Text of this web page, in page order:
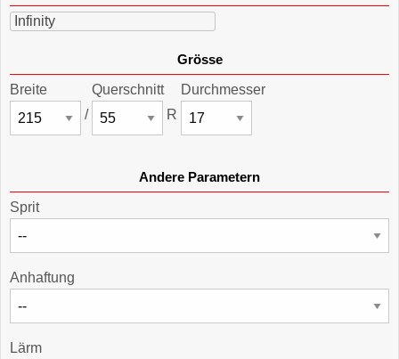
Infinity
Grösse
Breite
/
Querschnitt
R
Durchmesser
Andere Parametern
Sprit
Anhaftung
Lärm